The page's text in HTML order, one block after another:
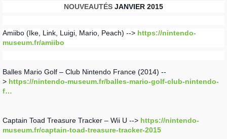
NOUVEAUTÉS JANVIER 2015
Amiibo (Ike, Link, Luigi, Mario, Peach) --> https://nintendo-
museum.fr/amiibo
Balles Mario Golf – Club Nintendo France (2014) --
> https://nintendo-museum.fr/balles-mario-golf-club-nintendo-
f…
Captain Toad Treasure Tracker – Wii U --> https://nintendo-
museum.fr/captain-toad-treasure-tracker-2015